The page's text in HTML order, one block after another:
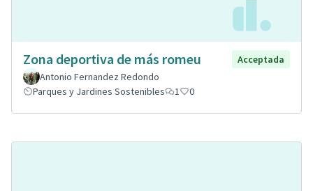
Zona deportiva de más romeu
Acceptada
Antonio Fernandez Redondo
Parques y Jardines Sostenibles
1 0